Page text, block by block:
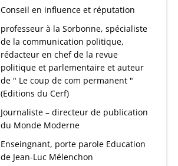
Conseil en influence et réputation
professeur à la Sorbonne, spécialiste
de la communication politique,
rédacteur en chef de la revue
politique et parlementaire et auteur
de " Le coup de com permanent "
(Editions du Cerf)
Journaliste – directeur de publication
du Monde Moderne
Enseingnant, porte parole Education
de Jean-Luc Mélenchon